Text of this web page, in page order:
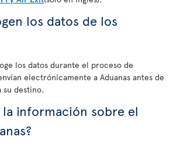
los datos de los
los datos durante el proceso de
electrónicamente a Aduanas antes de
su destino.
la información sobre el